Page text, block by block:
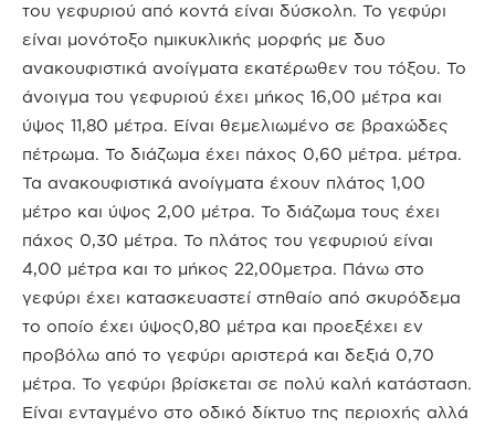
του γεφυριού από κοντά είναι δύσκολη. Το γεφύρι
είναι μονότοξο ημικυκλικής μορφής με δυο
ανακουφιστικά ανοίγματα εκατέρωθεν του τόξου. Το
άνοιγμα του γεφυριού έχει μήκος 16,00 μέτρα και
ύψος 11,80 μέτρα. Είναι θεμελιωμένο σε βραχώδες
πέτρωμα. Το διάζωμα έχει πάχος 0,60 μέτρα. μέτρα.
Τα ανακουφιστικά ανοίγματα έχουν πλάτος 1,00
μέτρο και ύψος 2,00 μέτρα. Το διάζωμα τους έχει
πάχος 0,30 μέτρα. Το πλάτος του γεφυριού είναι
4,00 μέτρα και το μήκος 22,00μετρα. Πάνω στο
γεφύρι έχει κατασκευαστεί στηθαίο από σκυρόδεμα
το οποίο έχει ύψος0,80 μέτρα και προεξέχει εν
προβόλω από το γεφύρι αριστερά και δεξιά 0,70
μέτρα. Το γεφύρι βρίσκεται σε πολύ καλή κατάσταση.
Είναι ενταγμένο στο οδικό δίκτυο της περιοχής αλλά